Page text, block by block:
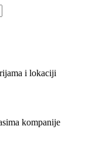
i lokaciji
kompanije